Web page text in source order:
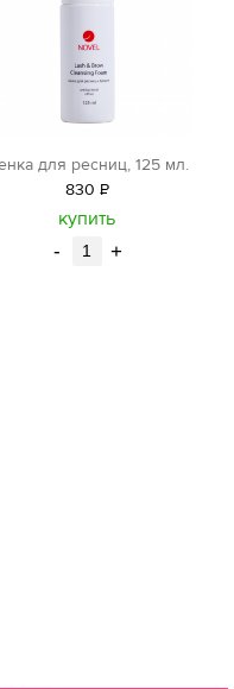
для ресниц, 125 мл.
830 Р
уб.
купить
- +